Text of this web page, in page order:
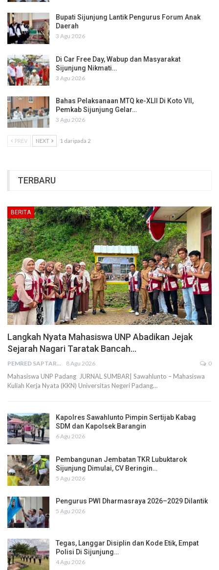
Bupati Sijunjung Lantik Pengurus Forum Anak
Daerah
3 Agu 2026
Di Car Free Day, Wabup dan Masyarakat
Sijunjung Nikmati…
3 Agu 2026
Bahas Pelaksanaan MTQ ke-XLII Di Koto VII,
Pemkab Sijunjung Gelar…
3 Agu 2026
PREV NEXT 1 daripada 2
TERBARU
BERITA
Langkah Nyata Mahasiswa UNP Abadikan Jejak
Sejarah Nagari Taratak Bancah…
PEMRED SAPTARIUS 8 Agu 2026 0
Mahasiswa UNP Padang JURNAL SUMBAR| Sawahlunto – Mahasiswa
Kuliah Kerja Nyata (KKN) Universitas Negeri Padang…
Kapolres Sawahlunto Pimpin Sertijab Kabag
SDM dan Kapolsek Barangin
6 Agu 2026
Pembangunan Jembatan TKR Lubuktarok
Sijunjung Dimulai, CV Beringin…
5 Agu 2026
Pengurus PWI Dharmasraya 2026–2029 Dilantik
5 Agu 2026
Tegas, Langgar Disiplin dan Kode Etik, Empat
Polisi Di Sijunjung…
4 Agu 2026